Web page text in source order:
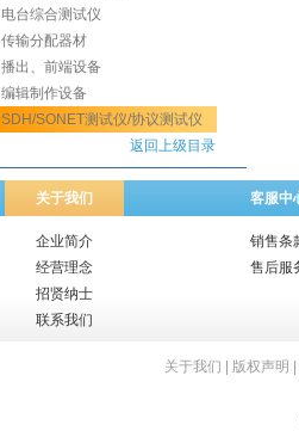
电台综合测试仪
传输分配器材
播出、前端设备
编辑制作设备
SDH/SONET测试仪/协议测试仪
返回上级目录
关于我们 客服中
企业简介
经营理念
招贤纳士
联系我们
销售条
售后服
关于我们 版权声明